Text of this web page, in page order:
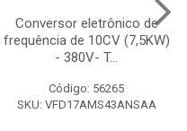
Conversor eletrônico de
frequência de 10CV (7,5KW)
- 380V- T...
Código: 56265
SKU: VFD17AMS43ANSAA